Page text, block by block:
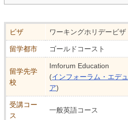
ビザ ワーキングホリデービザ
留学都市 ゴールドコースト
留学先学
校
Imforum Education
(インフォーラム・エデ
ア)
受講コー
ス
一般英語コース